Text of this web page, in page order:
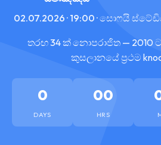
02.07.2026 · 19:00 · සොෆයි
තරඟ 34 ක් නොපරාජිත — 2010
කුසලානයේ ප්‍රථම
0
DAYS
00
HRS